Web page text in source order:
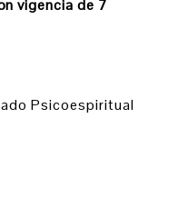
vigencia de 7
Psicoespiritual